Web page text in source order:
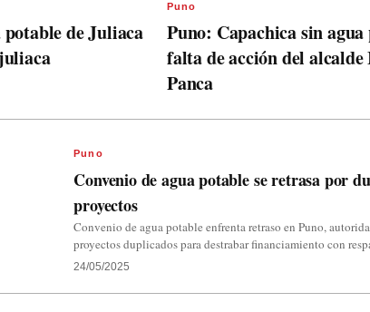
potable de Juliaca
Puno
Puno: Capachica sin
falta de acción del
Panca
Puno
Convenio de agua potable se retrasa por
proyectos
Convenio de agua potable enfrenta retraso en Puno,
proyectos duplicados para destrabar financiamiento con
24/05/2025